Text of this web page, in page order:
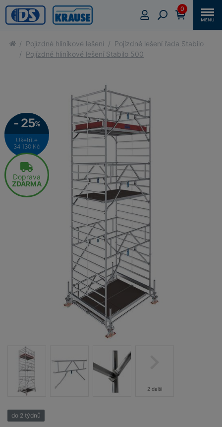
0
Pojízdné hliníkové lešení
Pojízdné lešení řada Stabilo
Pojízdné hliníkové lešení Stabilo 500
2 další
- 25%
Ušetříte
34 130 Kč
Doprava
ZDARMA
do 2 týdnů